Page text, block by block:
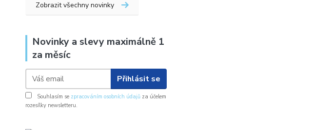
Zobrazit všechny novinky
Novinky a slevy maximálně 1
za měsíc
Přihlásit se
Souhlasím se zpracováním osobních údajů za účelem
rozesílky newsletteru.